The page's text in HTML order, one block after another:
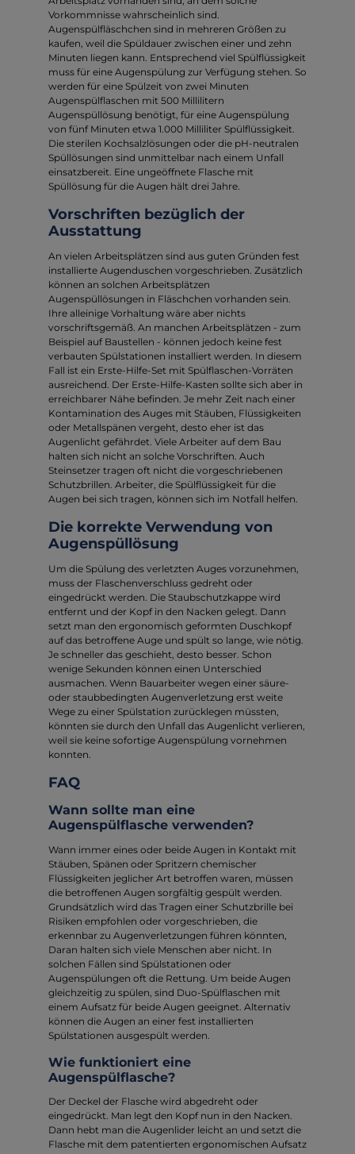
Vorkommnisse wahrscheinlich sind.
Augenspülfläschchen sind in mehreren Größen zu
kaufen, weil die Spüldauer zwischen einer und zehn
Minuten liegen kann. Entsprechend viel Spülflüssigkeit
muss für eine Augenspülung zur Verfügung stehen. So
werden für eine Spülzeit von zwei Minuten
Augenspülflaschen mit 500 Millilitern
Augenspüllösung benötigt, für eine Augenspülung
von fünf Minuten etwa 1.000 Milliliter Spülflüssigkeit.
Die sterilen Kochsalzlösungen oder die pH-neutralen
Spüllösungen sind unmittelbar nach einem Unfall
einsatzbereit. Eine ungeöffnete Flasche mit
Spüllösung für die Augen hält drei Jahre.
Vorschriften bezüglich der
Ausstattung
An vielen Arbeitsplätzen sind aus guten Gründen fest
installierte Augenduschen vorgeschrieben. Zusätzlich
können an solchen Arbeitsplätzen
Augenspüllösungen in Fläschchen vorhanden sein.
Ihre alleinige Vorhaltung wäre aber nichts
vorschriftsgemäß. An manchen Arbeitsplätzen - zum
Beispiel auf Baustellen - können jedoch keine fest
verbauten Spülstationen installiert werden. In diesem
Fall ist ein Erste-Hilfe-Set mit Spülflaschen-Vorräten
ausreichend. Der Erste-Hilfe-Kasten sollte sich aber in
erreichbarer Nähe befinden. Je mehr Zeit nach einer
Kontamination des Auges mit Stäuben, Flüssigkeiten
oder Metallspänen vergeht, desto eher ist das
Augenlicht gefährdet. Viele Arbeiter auf dem Bau
halten sich nicht an solche Vorschriften. Auch
Steinsetzer tragen oft nicht die vorgeschriebenen
Schutzbrillen. Arbeiter, die Spülflüssigkeit für die
Augen bei sich tragen, können sich im Notfall helfen.
Die korrekte Verwendung von
Augenspüllösung
Um die Spülung des verletzten Auges vorzunehmen,
muss der Flaschenverschluss gedreht oder
eingedrückt werden. Die Staubschutzkappe wird
entfernt und der Kopf in den Nacken gelegt. Dann
setzt man den ergonomisch geformten Duschkopf
auf das betroffene Auge und spült so lange, wie nötig.
Je schneller das geschieht, desto besser. Schon
wenige Sekunden können einen Unterschied
ausmachen. Wenn Bauarbeiter wegen einer säure-
oder staubbedingten Augenverletzung erst weite
Wege zu einer Spülstation zurücklegen müssten,
könnten sie durch den Unfall das Augenlicht verlieren,
weil sie keine sofortige Augenspülung vornehmen
konnten.
FAQ
Wann sollte man eine
Augenspülflasche verwenden?
Wann immer eines oder beide Augen in Kontakt mit
Stäuben, Spänen oder Spritzern chemischer
Flüssigkeiten jeglicher Art betroffen waren, müssen
die betroffenen Augen sorgfältig gespült werden.
Grundsätzlich wird das Tragen einer Schutzbrille bei
Risiken empfohlen oder vorgeschrieben, die
erkennbar zu Augenverletzungen führen könnten,
Daran halten sich viele Menschen aber nicht. In
solchen Fällen sind Spülstationen oder
Augenspülungen oft die Rettung. Um beide Augen
gleichzeitig zu spülen, sind Duo-Spülflaschen mit
einem Aufsatz für beide Augen geeignet. Alternativ
können die Augen an einer fest installierten
Spülstationen ausgespült werden.
Wie funktioniert eine
Augenspülflasche?
Der Deckel der Flasche wird abgedreht oder
eingedrückt. Man legt den Kopf nun in den Nacken.
Dann hebt man die Augenlider leicht an und setzt die
Flasche mit dem patentierten ergonomischen Aufsatz